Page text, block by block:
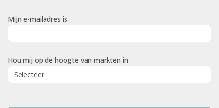
Mijn e-mailadres is
Hou mij op de hoogte van markten in